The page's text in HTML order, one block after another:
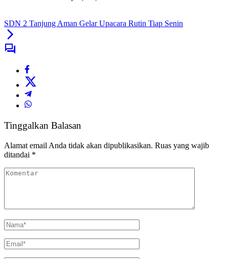
SDN 2 Tanjung Aman Gelar Upacara Rutin Tiap Senin
Tinggalkan Balasan
Alamat email Anda tidak akan dipublikasikan. Ruas yang wajib
ditandai *